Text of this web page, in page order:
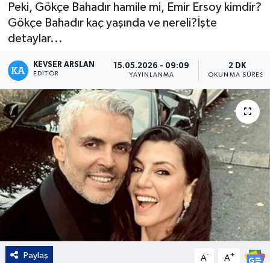
Peki, Gökçe Bahadır hamile mi, Emir Ersoy kimdir?
Gökçe Bahadır kaç yaşında ve nereli?İşte
detaylar...
KEVSER ARSLAN
EDITÖR
15.05.2026 - 09:09
YAYINLANMA
2 DK
OKUNMA SÜRESI
Paylaş A- A+
Kültür - Sanat
Yaşam